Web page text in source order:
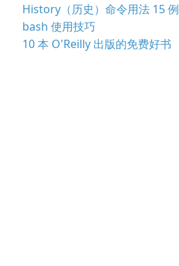
History（历史）命令用法 15 例
bash 使用技巧
10 本 O'Reilly 出版的免费好书